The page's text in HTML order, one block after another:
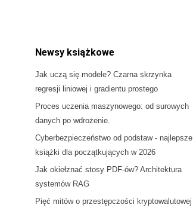
Newsy książkowe
Jak uczą się modele? Czarna skrzynka
regresji liniowej i gradientu prostego
Proces uczenia maszynowego: od surowych
danych po wdrożenie.
Cyberbezpieczeństwo od podstaw - najlepsze
książki dla początkujących w 2026
Jak okiełznać stosy PDF-ów? Architektura
systemów RAG
Pięć mitów o przestępczości kryptowalutowej